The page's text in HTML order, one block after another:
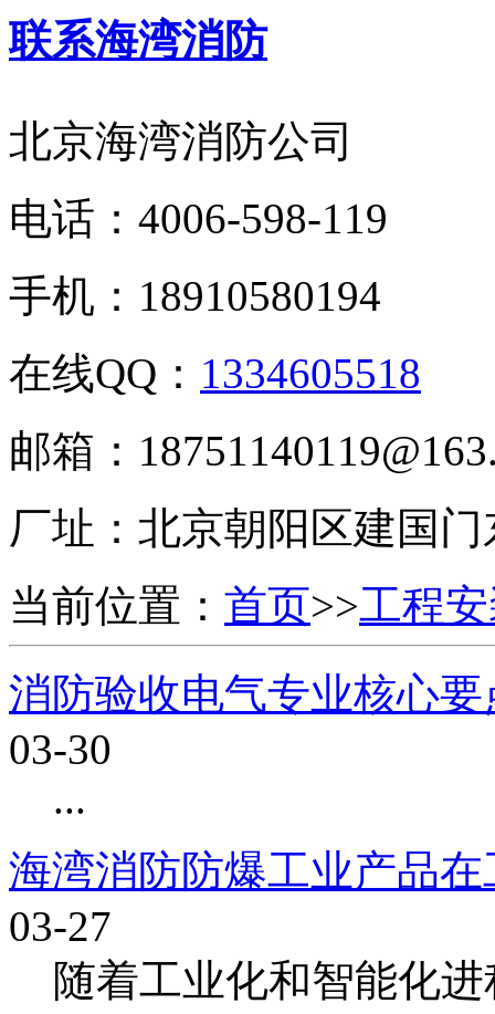
联系海湾消防
北京海湾消防公司
电话： 4006-598-119
手机： 18910580194
在线QQ： 1334605518
邮箱：
厂址： 北京朝阳区建国门
当前位置： 首页>>工程
消防验收电气专业核心
03-30
...
海湾消防防爆工业产品
03-27
随着工业化和智能化